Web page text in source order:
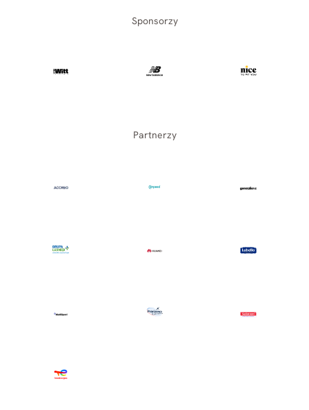
Sponsorzy
Partnerzy